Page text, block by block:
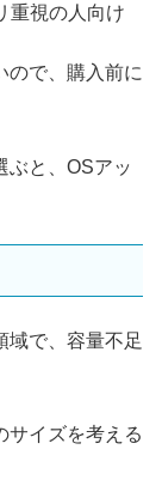
重視の人向け
ので、購入前に
ぶと、OSアッ
域で、容量不足
サイズを考える